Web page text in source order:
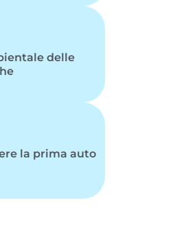
delle
la prima auto